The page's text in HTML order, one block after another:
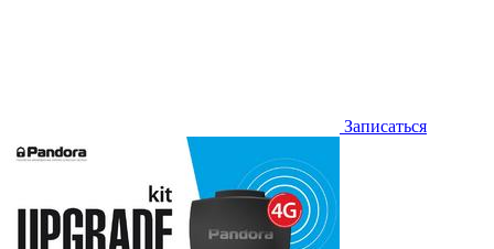
Записаться